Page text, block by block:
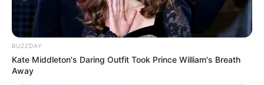
BUZZDAY
Kate Middleton's Daring Outfit Took Prince William's Breath
Away